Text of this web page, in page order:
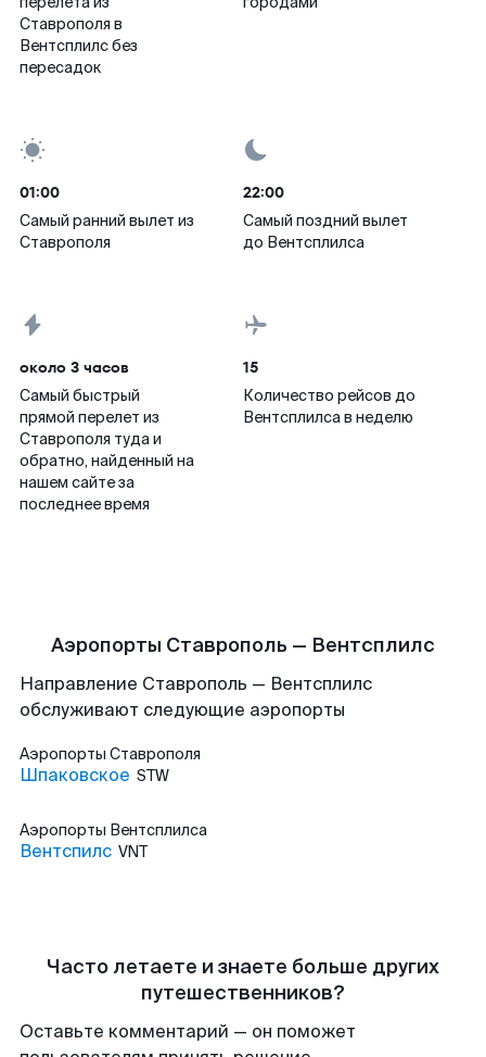
Ставрополя в
Вентсплилс без
пересадок
01:00
Самый ранний вылет из
Ставрополя
22:00
Самый поздний вылет
до Вентсплилса
около 3 часов
Самый быстрый
прямой перелет из
Ставрополя туда и
обратно, найденный на
нашем сайте за
последнее время
15
Количество рейсов до
Вентсплилса в неделю
Аэропорты Ставрополь — Вентсплилс
Направление Ставрополь — Вентсплилс
обслуживают следующие аэропорты
Аэропорты Ставрополя
Шпаковское STW
Аэропорты Вентсплилса
Вентспилс VNT
Часто летаете и знаете больше других
путешественников?
Оставьте комментарий — он поможет